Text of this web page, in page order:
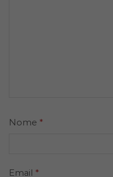
Nome *
Email *